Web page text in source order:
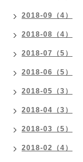
2018-09（4）
2018-08（4）
2018-07（5）
2018-06（5）
2018-05（3）
2018-04（3）
2018-03（5）
2018-02（4）